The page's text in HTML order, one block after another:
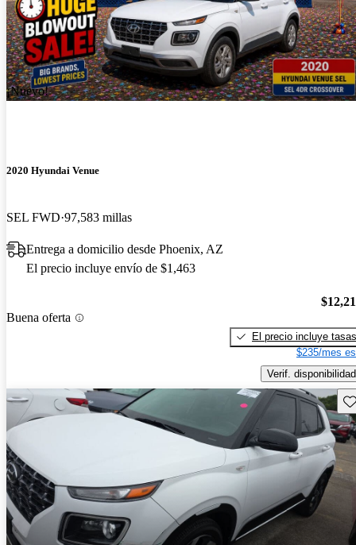
¡Nuevo!
2020 Hyundai Venue
SEL FWD 97,583 millas
Entrega a domicilio desde Phoenix, AZ
El precio incluye envío de $1,463
Buena oferta
El precio incluye tasas
$235/mes
Verif. disponibilidad